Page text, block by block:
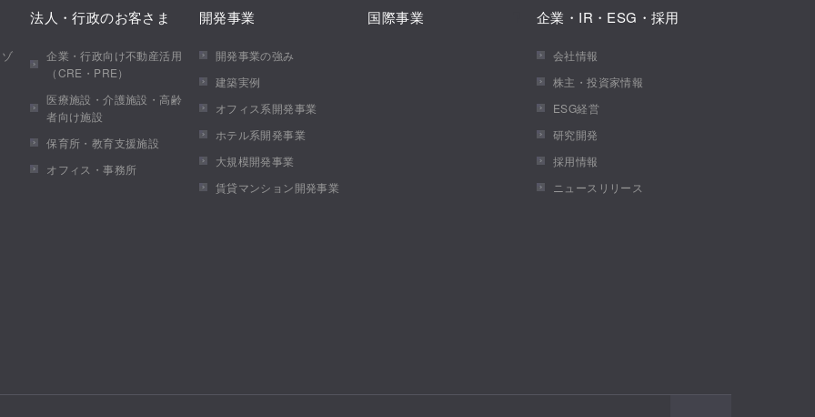
法人・行政のお客さま
企業・行政向け不動産活用
（CRE・PRE）
医療施設・介護施設・高齢
者向け施設
保育所・教育支援施設
オフィス・事務所
開発事業
開発事業の強み
建築実例
オフィス系開発事業
ホテル系開発事業
大規模開発事業
賃貸マンション開発事業
国際事業 企業・IR・ESG・採用
会社情報
株主・投資家情報
ESG経営
研究開発
採用情報
ニュースリリース